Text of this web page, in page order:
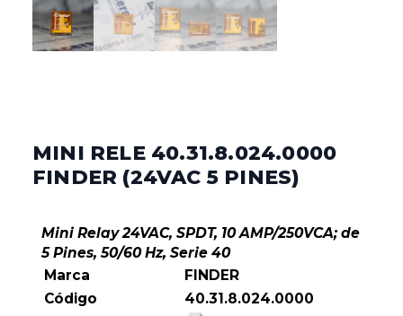
MINI RELE 40.31.8.024.0000
FINDER (24VAC 5 PINES)
Mini Relay 24VAC, SPDT, 10 AMP/250VCA; de
5 Pines, 50/60 Hz, Serie 40
Marca
FINDER
Código
40.31.8.024.0000